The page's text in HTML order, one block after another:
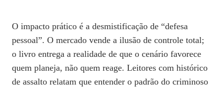
O impacto prático é a desmistificação de “defesa
pessoal”. O mercado vende a ilusão de controle total;
o livro entrega a realidade de que o cenário favorece
quem planeja, não quem reage. Leitores com histórico
de assalto relatam que entender o padrão do criminoso